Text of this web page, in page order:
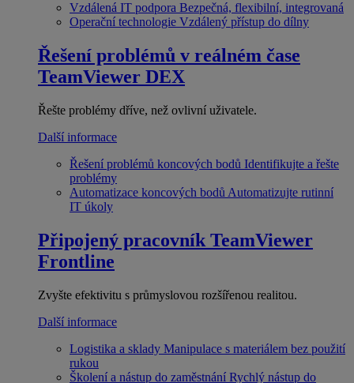
Vzdálená IT podpora Bezpečná, flexibilní, integrovaná
Operační technologie Vzdálený přístup do dílny
Řešení problémů v reálném čase
TeamViewer DEX
Řešte problémy dříve, než ovlivní uživatele.
Další informace
Řešení problémů koncových bodů Identifikujte a řešte
problémy
Automatizace koncových bodů Automatizujte rutinní
IT úkoly
Připojený pracovník TeamViewer
Frontline
Zvyšte efektivitu s průmyslovou rozšířenou realitou.
Další informace
Logistika a sklady Manipulace s materiálem bez použití
rukou
Školení a nástup do zaměstnání Rychlý nástup do